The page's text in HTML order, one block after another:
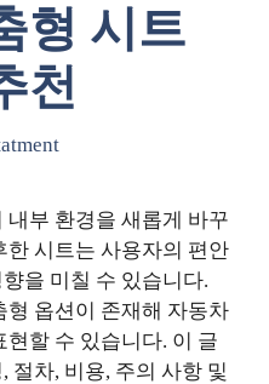
형 시트
천
부 환경을 새롭게 바꾸
한 시트는 사용자의 편안
을 미칠 수 있습니다.
형 옵션이 존재해 자동차
할 수 있습니다. 이 글
절차, 비용, 주의 사항 및